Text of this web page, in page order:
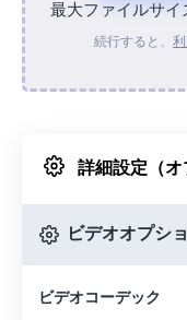
最大ファイルサイ
続行すると、
詳細設定（オ
ビデオオプシ
ビデオコーデック